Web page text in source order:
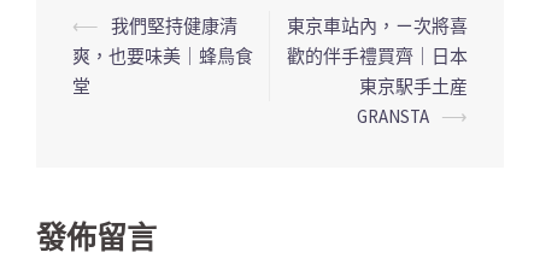
文
章
⟵ 我們堅持健康清
爽，也要味美｜蜂鳥食
堂
東京車站內，ㄧ次將喜
歡的伴手禮買齊｜日本
東京駅手土産
GRANSTA ⟶
發佈留言